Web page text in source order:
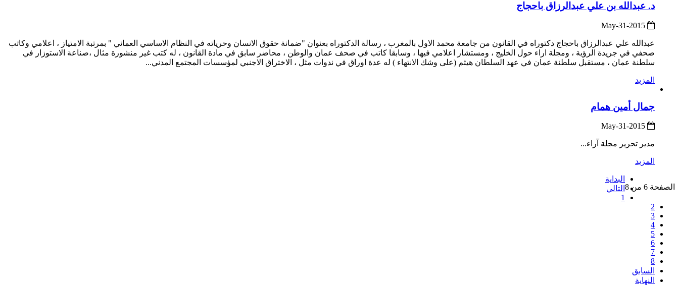
د. عبدالله بن علي عبدالرزاق باحجاج
عبدالله علي عبدالرزاق باحجاج دكتوراه في القانون من جامعة محمد الاول بالمغرب ، رسالة الدكتوراه بعنوان "ضمانة حقوق الانسان وحرياته في النظام الاساسي العماني " بمرتبة الامتياز ، اعلامي وكاتب
صحفي في جريدة الرؤية ، ومجلة اراء حول الخليج ، ومستشار اعلامي فيها ، وسابقا كاتب في صحف عمان والوطن ، محاضر سابق في مادة القانون ، له كتب غير منشورة مثال ،صناعة الاستوزار في
سلطنة عمان ، مستقبل سلطنة عمان في عهد السلطان هيثم (على وشك الانتهاء ) له عدة اوراق في ندوات مثل ، الاختراق الاجنبي لمؤسسات المجتمع المدني...
المزيد
جمال أمين همام
مدير تحرير مجلة آراء...
المزيد
الصفحة 6 من 8
البداية
التالي
1
2
3
4
5
6
7
8
السابق
النهاية